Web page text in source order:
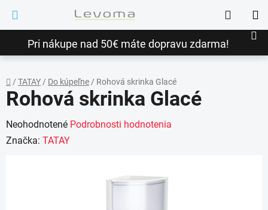
obsah
Pri nákupe nad 50€ máte dopravu zdarma!
Hľadať
Domov
/ TATAY/ Do kúpeľne/ Rohová skrinka Glacé
Rohová skrinka Glacé
Priemerné
hodnotenie
Neohodnotené Podrobnosti hodnotenia
Značka: TATAY